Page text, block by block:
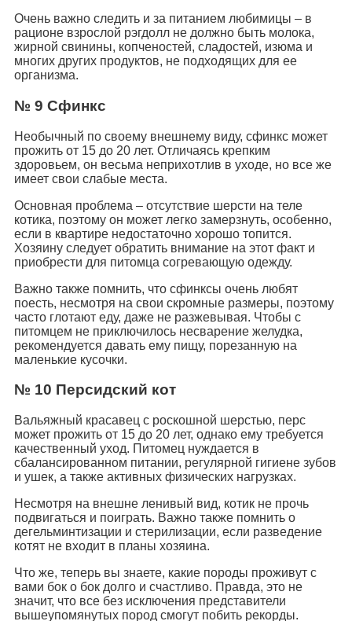
Очень важно следить и за питанием любимицы – в
рационе взрослой рэгдолл не должно быть молока,
жирной свинины, копченостей, сладостей, изюма и
многих других продуктов, не подходящих для ее
организма.
№ 9 Сфинкс
Необычный по своему внешнему виду, сфинкс может
прожить от 15 до 20 лет. Отличаясь крепким
здоровьем, он весьма неприхотлив в уходе, но все же
имеет свои слабые места.
Основная проблема – отсутствие шерсти на теле
котика, поэтому он может легко замерзнуть, особенно,
если в квартире недостаточно хорошо топится.
Хозяину следует обратить внимание на этот факт и
приобрести для питомца согревающую одежду.
Важно также помнить, что сфинксы очень любят
поесть, несмотря на свои скромные размеры, поэтому
часто глотают еду, даже не разжевывая. Чтобы с
питомцем не приключилось несварение желудка,
рекомендуется давать ему пищу, порезанную на
маленькие кусочки.
№ 10 Персидский кот
Вальяжный красавец с роскошной шерстью, перс
может прожить от 15 до 20 лет, однако ему требуется
качественный уход. Питомец нуждается в
сбалансированном питании, регулярной гигиене зубов
и ушек, а также активных физических нагрузках.
Несмотря на внешне ленивый вид, котик не прочь
подвигаться и поиграть. Важно также помнить о
дегельминтизации и стерилизации, если разведение
котят не входит в планы хозяина.
Что же, теперь вы знаете, какие породы проживут с
вами бок о бок долго и счастливо. Правда, это не
значит, что все без исключения представители
вышеупомянутых пород смогут побить рекорды.